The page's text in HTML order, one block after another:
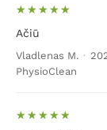
Ačiū
Vladlenas M. ·
PhysioClean